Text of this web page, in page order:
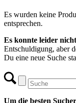
Es wurden keine
entsprechen.
Es konnte leider
Entschuldigung, aber
Du eine neue Suche
Um die besten